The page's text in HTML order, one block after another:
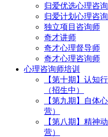
归爱优选心理咨
归爱计划心理咨
独立项目咨询师
奇才讲师
奇才心理督导师
奇才心理咨询师
心理咨询师培训
【第十期】认知
（招生中）
【第九期】自体
营）
【第八期】精神
营）